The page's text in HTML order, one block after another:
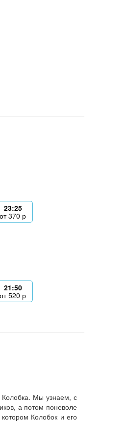
23:25
от370 р
21:50
от520 р
Колобка. Мы узнаем, с
а потом поневоле
Колобок и его